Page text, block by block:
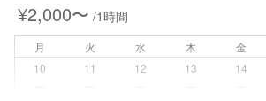
病児対応
障がい児対応 対応可否は個別
¥2,000〜 /1時間
月 火 水 木 金
10
11 12 13 14